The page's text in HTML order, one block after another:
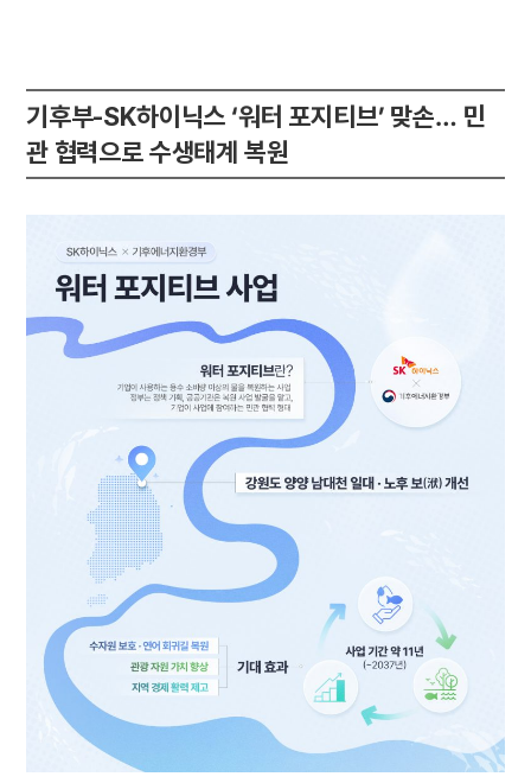
기후부-SK하이닉스 ‘워터 포지티브’ 맞손… 민
관 협력으로 수생태계 복원